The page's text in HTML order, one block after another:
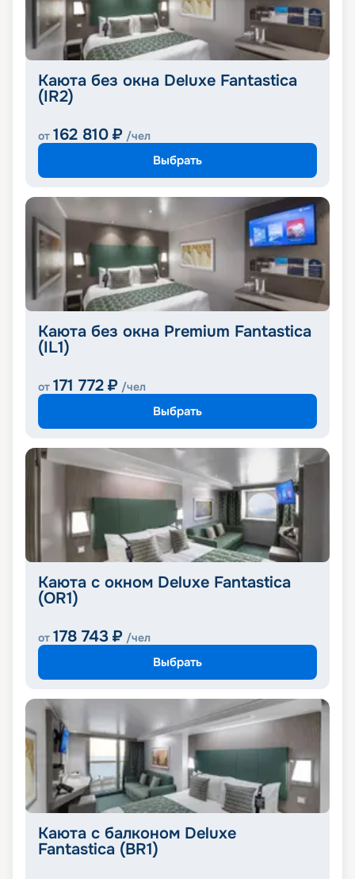
Каюта без окна Deluxe Fantastica
(IR2)
от 162 810 ₽ /чел
Выбрать
Каюта без окна Premium Fantastica
(IL1)
от 171 772 ₽ /чел
Выбрать
Каюта с окном Deluxe Fantastica
(OR1)
от 178 743 ₽ /чел
Выбрать
Каюта с балконом Deluxe
Fantastica (BR1)